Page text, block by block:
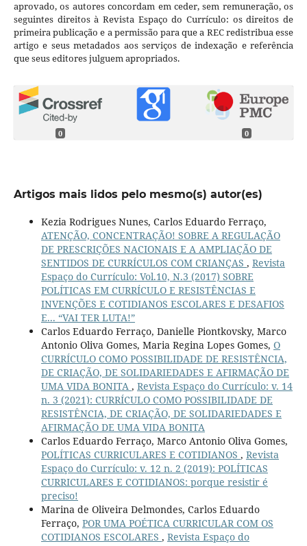
aprovado, os autores concordam em ceder, sem remuneração, os
seguintes direitos à Revista Espaço do Currículo: os direitos de
primeira publicação e a permissão para que a REC redistribua esse
artigo e seus metadados aos serviços de indexação e referência
que seus editores julguem apropriados.
0 0
Artigos mais lidos pelo mesmo(s) autor(es)
Kezia Rodrigues Nunes, Carlos Eduardo Ferraço,
ATENÇÃO, CONCENTRAÇÃO! SOBRE A REGULAÇÃO
DE PRESCRIÇÕES NACIONAIS E A AMPLIAÇÃO DE
SENTIDOS DE CURRÍCULOS COM CRIANÇAS , Revista
Espaço do Currículo: Vol.10, N.3 (2017) SOBRE
POLÍTICAS EM CURRÍCULO E RESISTÊNCIAS E
INVENÇÕES E COTIDIANOS ESCOLARES E DESAFIOS
E... “VAI TER LUTA!”
Carlos Eduardo Ferraço, Danielle Piontkovsky, Marco
Antonio Oliva Gomes, Maria Regina Lopes Gomes, O
CURRÍCULO COMO POSSIBILIDADE DE RESISTÊNCIA,
DE CRIAÇÃO, DE SOLIDARIEDADES E AFIRMAÇÃO DE
UMA VIDA BONITA , Revista Espaço do Currículo: v. 14
n. 3 (2021): CURRÍCULO COMO POSSIBILIDADE DE
RESISTÊNCIA, DE CRIAÇÃO, DE SOLIDARIEDADES E
AFIRMAÇÃO DE UMA VIDA BONITA
Carlos Eduardo Ferraço, Marco Antonio Oliva Gomes,
POLÍTICAS CURRICULARES E COTIDIANOS , Revista
Espaço do Currículo: v. 12 n. 2 (2019): POLÍTICAS
CURRICULARES E COTIDIANOS: porque resistir é
preciso!
Marina de Oliveira Delmondes, Carlos Eduardo
Ferraço, POR UMA POÉTICA CURRICULAR COM OS
COTIDIANOS ESCOLARES , Revista Espaço do